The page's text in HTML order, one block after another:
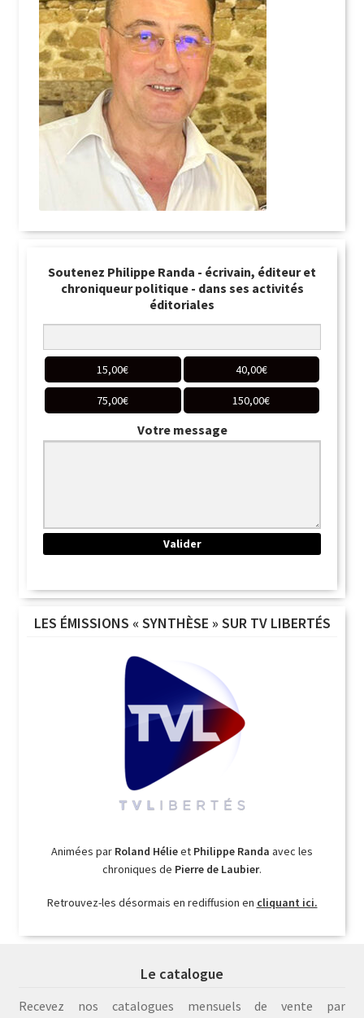
Soutenez Philippe Randa - écrivain, éditeur et
chroniqueur politique - dans ses activités
éditoriales
15,00€ 40,00€
75,00€ 150,00€
Votre message
LES ÉMISSIONS « SYNTHÈSE » SUR TV LIBERTÉS
Animées par Roland Hélieet Philippe Randa avec les
chroniques de Pierre de Laubier.
Retrouvez-les désormais en rediffusion en cliquant ici.
Le catalogue
Recevez nos catalogues mensuels de vente par